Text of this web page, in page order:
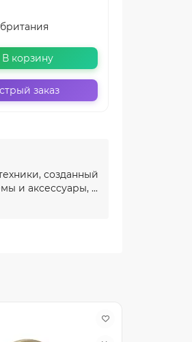
В корзину
заказ
созданный
и аксессуары, ...